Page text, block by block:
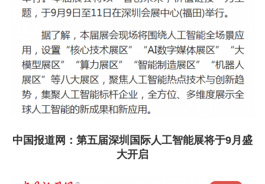
中国报道网： 第五届深圳国际人工智能展将于9月盛
大开启